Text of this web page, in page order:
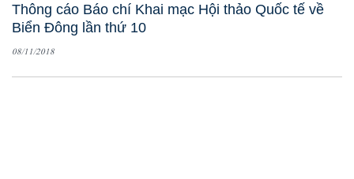
Thông cáo Báo chí Khai mạc Hội thảo Quốc tế về
Biển Đông lần thứ 10
08/11/2018